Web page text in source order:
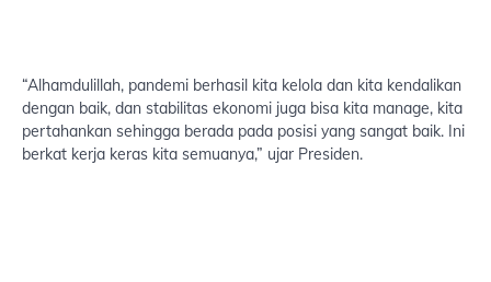
“Alhamdulillah, pandemi berhasil kita kelola dan kita kendalikan
dengan baik, dan stabilitas ekonomi juga bisa kita manage, kita
pertahankan sehingga berada pada posisi yang sangat baik. Ini
berkat kerja keras kita semuanya,” ujar Presiden.